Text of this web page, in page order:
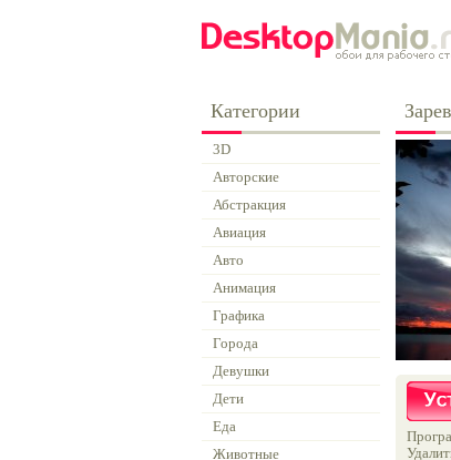
Категории
3D
Авторские
Абстракция
Авиация
Авто
Анимация
Графика
Города
Девушки
Дети
Еда
Животные